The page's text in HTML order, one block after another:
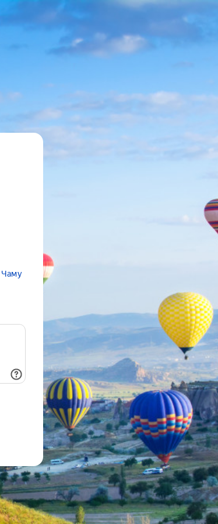
Чаму